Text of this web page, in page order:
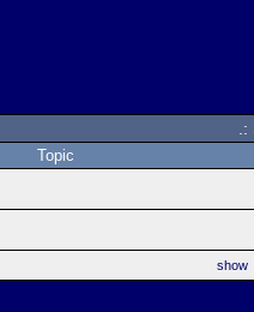
Topic
show